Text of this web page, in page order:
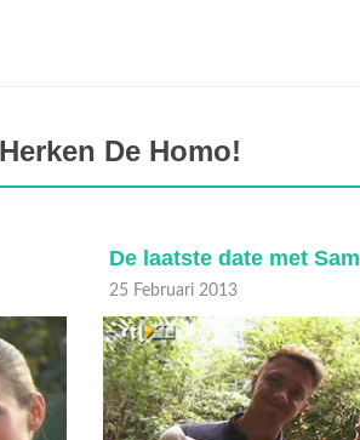
De Homo!
De laatste date met Sam
25 Februari 2013